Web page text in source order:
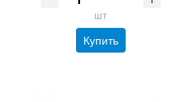
шт
Купить